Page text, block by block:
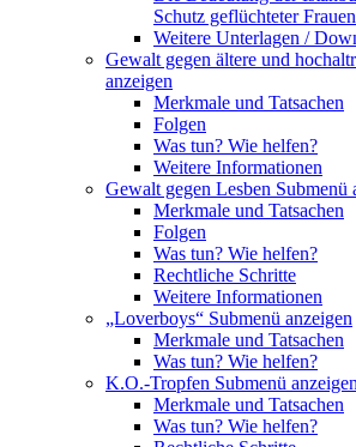
Schutz geflüchteter Frauen
Weitere Unterlagen /
Gewalt gegen ältere und
anzeigen
Merkmale und Tatsachen
Folgen
Was tun? Wie helfen?
Weitere Informationen
Gewalt gegen Lesben Submenü
Merkmale und Tatsachen
Folgen
Was tun? Wie helfen?
Rechtliche Schritte
Weitere Informationen
„Loverboys“ Submenü anzeigen
Merkmale und Tatsachen
Was tun? Wie helfen?
K.O.-Tropfen Submenü anzeigen
Merkmale und Tatsachen
Was tun? Wie helfen?